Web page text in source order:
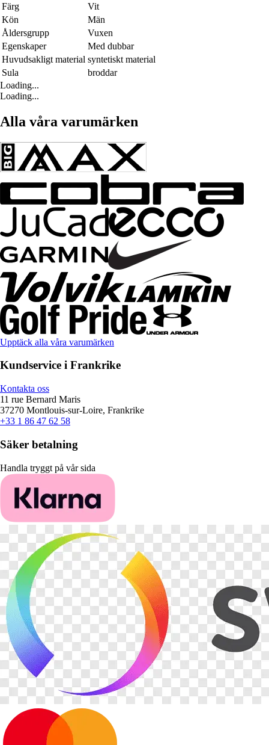
Färg
Vit
Kön
Män
Åldersgrupp
Vuxen
Egenskaper
Med dubbar
Huvudsakligt material syntetiskt material
Sula
broddar
Loading...
Loading...
Alla våra varumärken
Upptäck alla våra varumärken
Kundservice i Frankrike
Kontakta oss
11 rue Bernard Maris
37270 Montlouis-sur-Loire, Frankrike
+33 1 86 47 62 58
Säker betalning
Handla tryggt på vår sida